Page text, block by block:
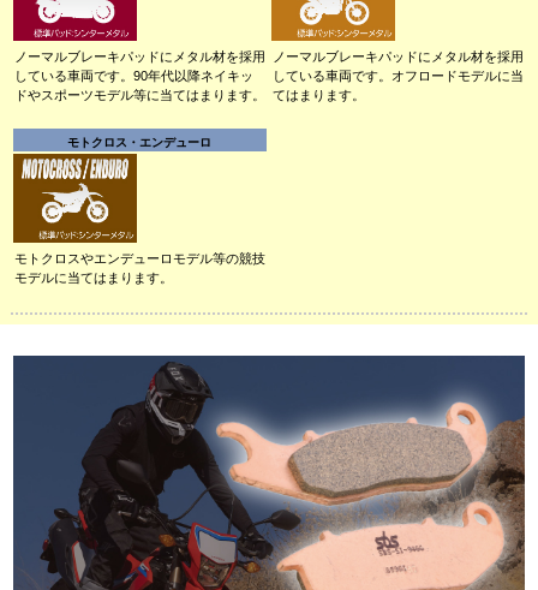
ノーマルブレーキパッドにメタル材を採用
している車両です。90年代以降ネイキッ
ドやスポーツモデル等に当てはまります。
ノーマルブレーキパッドにメタル材を採用
している車両です。オフロードモデルに当
てはまります。
モトクロス・エンデューロ
モトクロスやエンデューロモデル等の競技
モデルに当てはまります。